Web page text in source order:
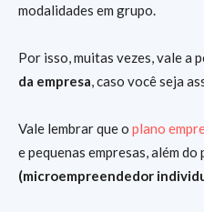
modalidades em grupo.
Por isso, muitas vezes, vale a
da empresa, caso você seja
Vale lembrar que o plano
e pequenas empresas, além do
(microempreendedor